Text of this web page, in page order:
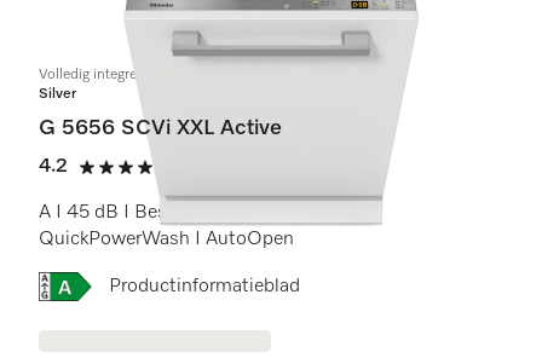
Volledig integreerbare vaatwasser XXL
Silver
G 5656 SCVi XXL Active
4.2
4.2 sterren op 5
A I 45 dB I Besteklade I Comfort rekken I
QuickPowerWash I AutoOpen
Online Label Flag, Energielabel
Productinformatieblad